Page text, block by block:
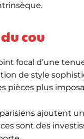
cou
focal d’une
de style
pièces plus
ajoutent
sont des